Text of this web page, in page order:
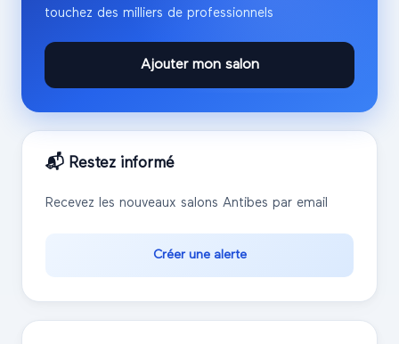
touchez des milliers de professionnels
Ajouter mon salon
📬 Restez informé
Recevez les nouveaux salons Antibes par email
Créer une alerte